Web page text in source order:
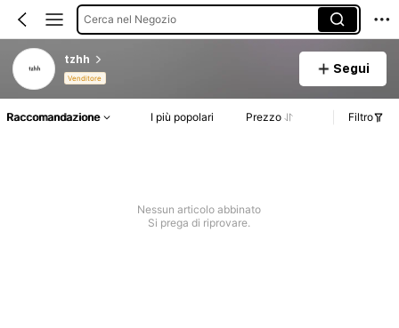
Cerca nel Negozio
tzhh
Venditore
Segui
Raccomandazione I più popolari Prezzo Filtro
Nessun articolo abbinato
Si prega di riprovare.